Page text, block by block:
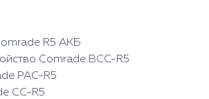
R5 АКБ
Comrade BCC-R5
PAC-R5
CC-R5